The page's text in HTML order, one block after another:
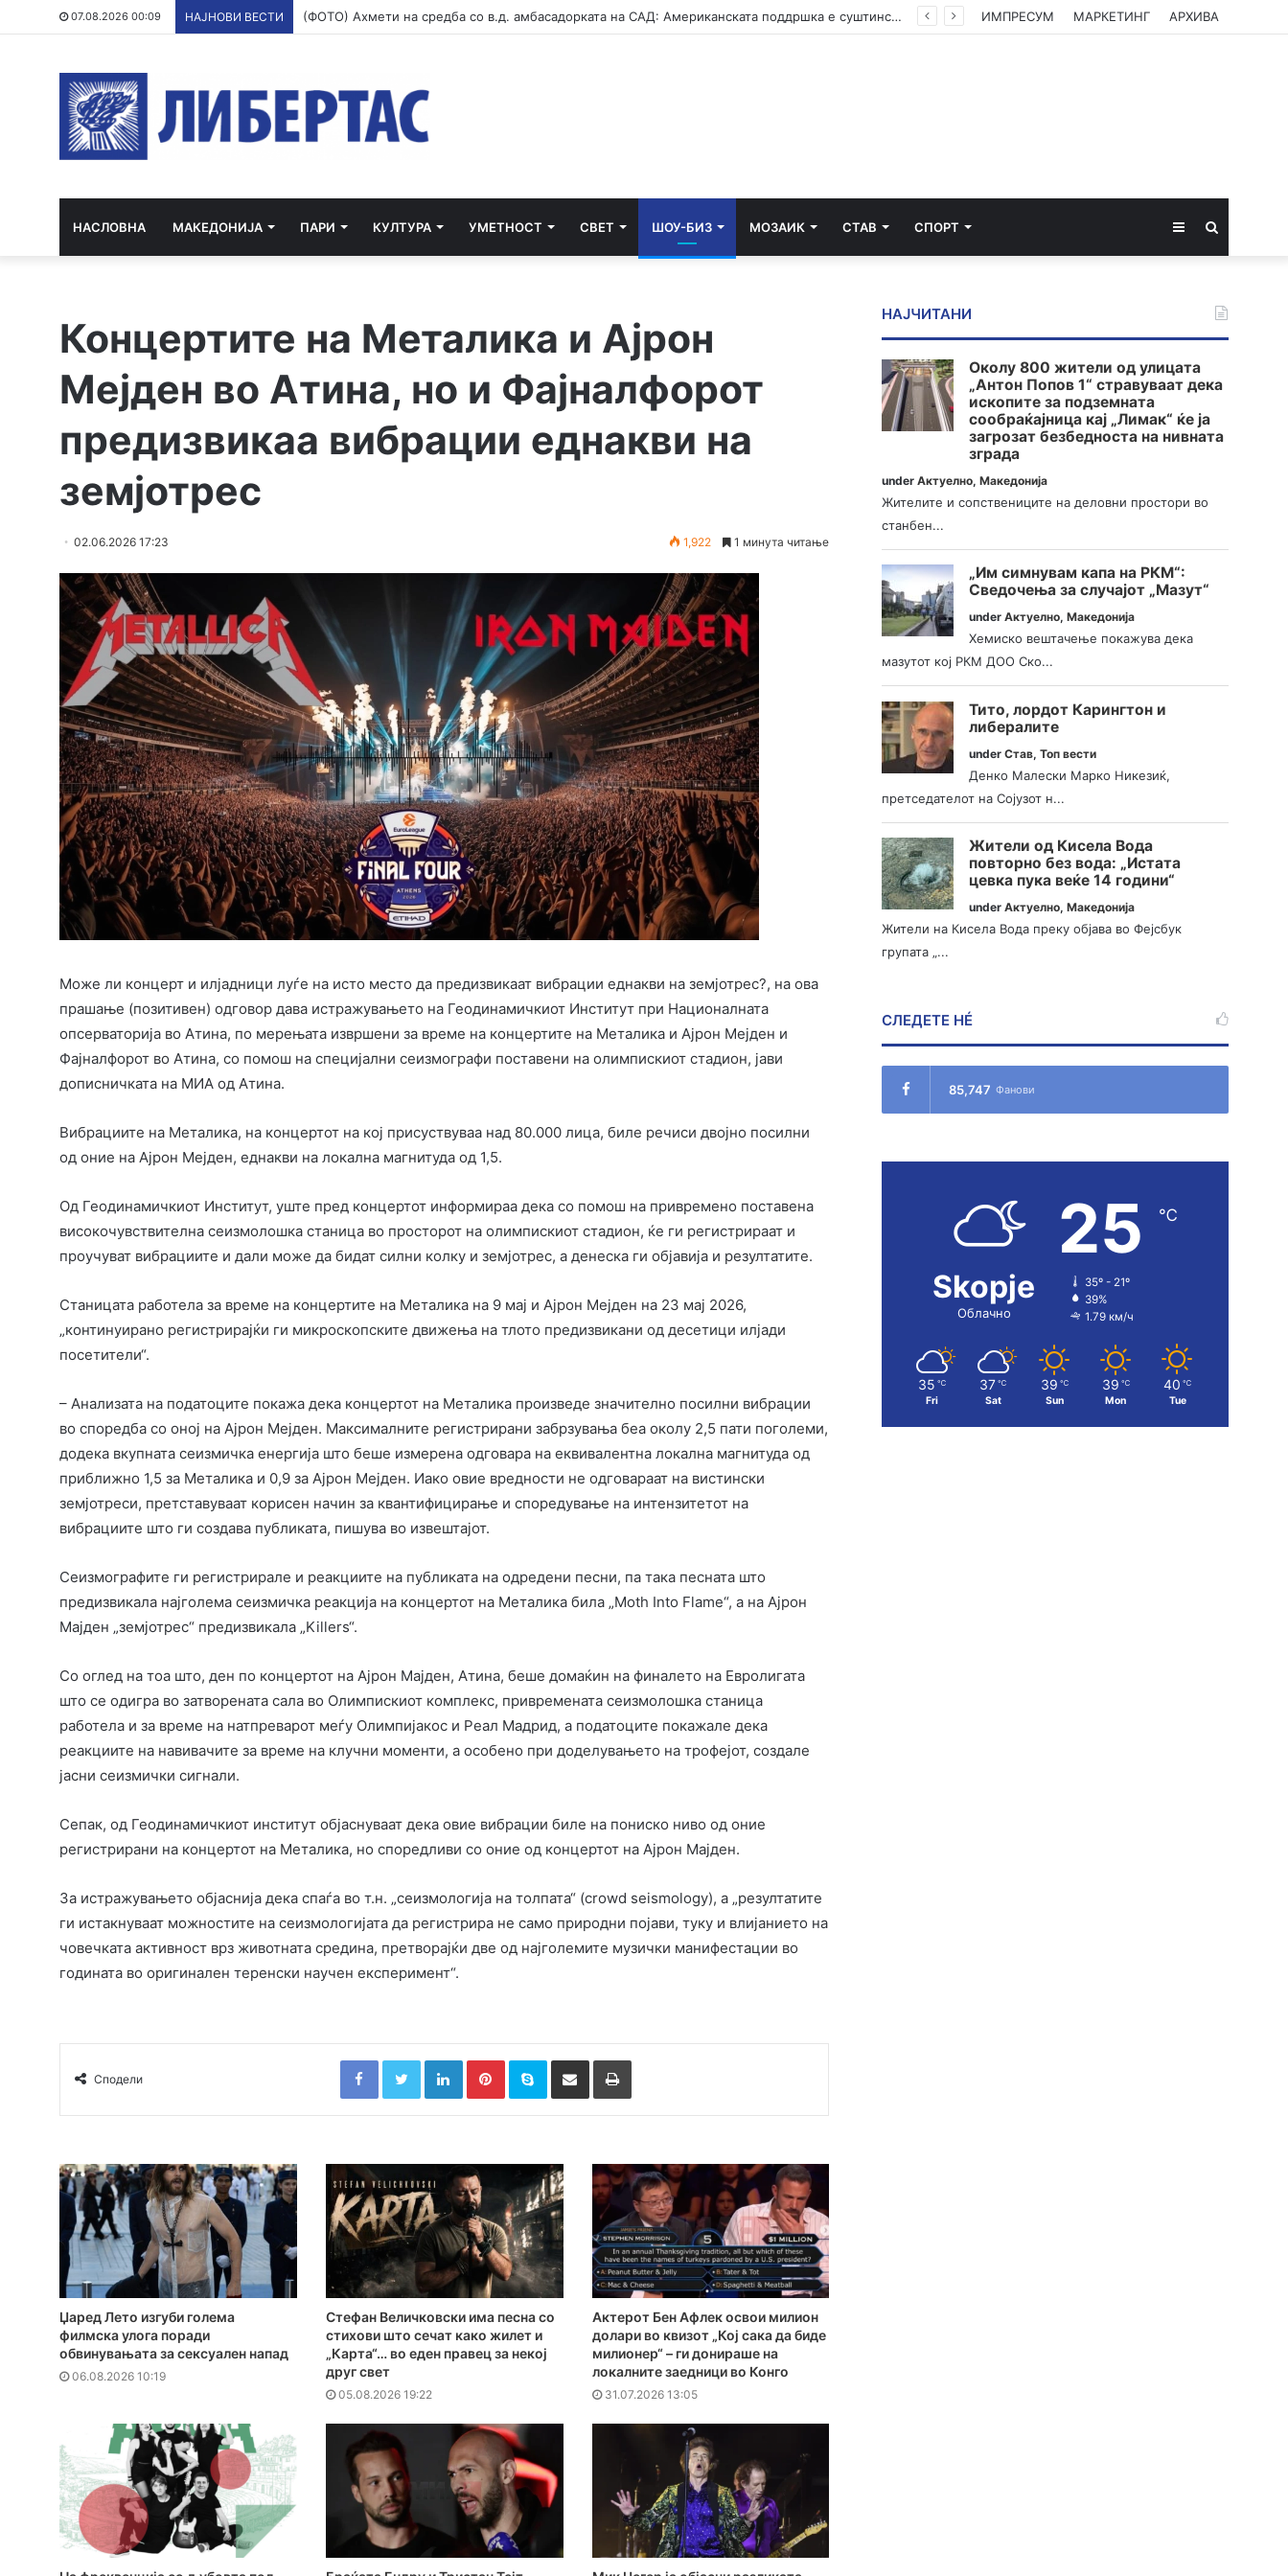
07.08.2026 00:09 НАЈНОВИ ВЕСТИ (ФОТО) Ахмети на средба со в.д. амбасадорката на САД: Американската поддршка е суштинска за зачувување на духот на Охридскиот договор ИМПРЕСУМ МАРКЕТИНГ АРХИВА
НАСЛОВНА МАКЕДОНИЈА ПАРИ КУЛТУРА УМЕТНОСТ СВЕТ ШОУ-БИЗ МОЗАИК СТАВ СПОРТ Sidebar
Концертите на Металика и Ајрон
Мејден во Атина, но и Фајналфорот
предизвикаа вибрации еднакви на
земјотрес
02.06.2026 17:23 1,922 1 минута читање
Може ли концерт и илјадници луѓе на исто место да предизвикаат вибрации еднакви на земјотрес?, на ова
прашање (позитивен) одговор дава истражувањето на Геодинамичкиот Институт при Националната
опсерваторија во Атина, по мерењата извршени за време на концертите на Металика и Ајрон Мејден и
Фајналфорот во Атина, со помош на специјални сеизмографи поставени на олимпискиот стадион, јави
дописничката на МИА од Атина.
Вибрациите на Металика, на концертот на кој присуствуваа над 80.000 лица, биле речиси двојно посилни
од оние на Ајрон Мејден, еднакви на локална магнитуда од 1,5.
Од Геодинамичкиот Институт, уште пред концертот информираа дека со помош на привремено поставена
високочувствителна сеизмолошка станица во просторот на олимпискиот стадион, ќе ги регистрираат и
проучуват вибрациите и дали може да бидат силни колку и земјотрес, а денеска ги објавија и резултатите.
Станицата работела за време на концертите на Металика на 9 мај и Ајрон Мејден на 23 мај 2026,
„континуирано регистрирајќи ги микроскопските движења на тлото предизвикани од десетици илјади
посетители“.
– Анализата на податоците покажа дека концертот на Металика произведе значително посилни вибрации
во споредба со оној на Ајрон Мејден. Максималните регистрирани забрзувања беа околу 2,5 пати поголеми,
додека вкупната сеизмичка енергија што беше измерена одговара на еквивалентна локална магнитуда од
приближно 1,5 за Металика и 0,9 за Ајрон Мејден. Иако овие вредности не одговараат на вистински
земјотреси, претставуваат корисен начин за квантифицирање и споредување на интензитетот на
вибрациите што ги создава публиката, пишува во извештајот.
Сеизмографите ги регистрирале и реакциите на публиката на одредени песни, па така песната што
предизвикала најголема сеизмичка реакција на концертот на Металика била „Moth Into Flame“, а на Ајрон
Мајден „земјотрес“ предизвикала „Killers“.
Со оглед на тоа што, ден по концертот на Ајрон Мајден, Атина, беше домаќин на финалето на Евролигата
што се одигра во затворената сала во Олимпискиот комплекс, привремената сеизмолошка станица
работела и за време на натпреварот меѓу Олимпијакос и Реал Мадрид, а податоците покажале дека
реакциите на навивачите за време на клучни моменти, а особено при доделувањето на трофејот, создале
јасни сеизмички сигнали.
Сепак, од Геодинамичкиот институт објаснуваат дека овие вибрации биле на пониско ниво од оние
регистрирани на концертот на Металика, но споредливи со оние од концертот на Ајрон Мајден.
За истражувањето објаснија дека спаѓа во т.н. „сеизмологија на толпата“ (crowd seismology), а „резултатите
ги истакнуваат можностите на сеизмологијата да регистрира не само природни појави, туку и влијанието на
човечката активност врз животната средина, претворајќи две од најголемите музички манифестации во
годината во оригинален теренски научен експеримент“.
Сподели
FacebookTwitterLinkedInPinterestSkype Сподели преку Е-маил Испринтај
Џаред Лето изгуби голема
филмска улога поради
обвинувањата за сексуален напад
06.08.2026 10:19
Стефан Величковски има песна со
стихови што сечат како жилет и
„Карта“… во еден правец за некој
друг свет
05.08.2026 19:22
Актерот Бен Афлек освои милион
долари во квизот „Кој сака да биде
милионер“ – ги донираше на
локалните заедници во Конго
31.07.2026 13:05
НАЈЧИТАНИ
Околу 800 жители од улицата
„Антон Попов 1“ стравуваат дека
ископите за подземната
сообраќајница кај „Лимак“ ќе ја
загрозат безбедноста на нивната
зграда
underАктуелно,Македонија
Жителите и сопствениците на деловни простори во
станбен...
„Им симнувам капа на РКМ“:
Сведочења за случајот „Мазут“
underАктуелно,Македонија
Хемиско вештачење покажува дека
мазутот кој РКМ ДОО Ско...
Тито, лордот Карингтон и
либералите
underСтав,Топ вести
Денко Малески Марко Никезиќ,
претседателот на Сојузот н...
Жители од Кисела Вода
повторно без вода: „Истата
цевка пука веќе 14 години“
underАктуелно,Македонија
Жители на Кисела Вода преку објава во Фејсбук
групата „...
СЛЕДЕТЕ НÉ
85,747 Фанови
Skopje
Облачно
25 ℃
35º - 21º
39%
1.79 км/ч
35 ℃
Fri
37 ℃
Sat
39 ℃
Sun
39 ℃
Mon
40 ℃
Tue